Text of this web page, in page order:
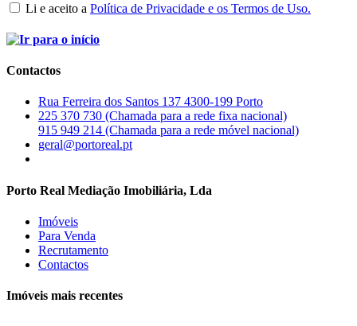
Li e aceito a Política de Privacidade e os Termos de Uso.
Contactos
Rua Ferreira dos Santos 137 4300-199 Porto
225 370 730 (Chamada para a rede fixa nacional)
915 949 214 (Chamada para a rede móvel nacional)
geral@portoreal.pt
Porto Real Mediação Imobiliária, Lda
Imóveis
Para Venda
Recrutamento
Contactos
Imóveis mais recentes